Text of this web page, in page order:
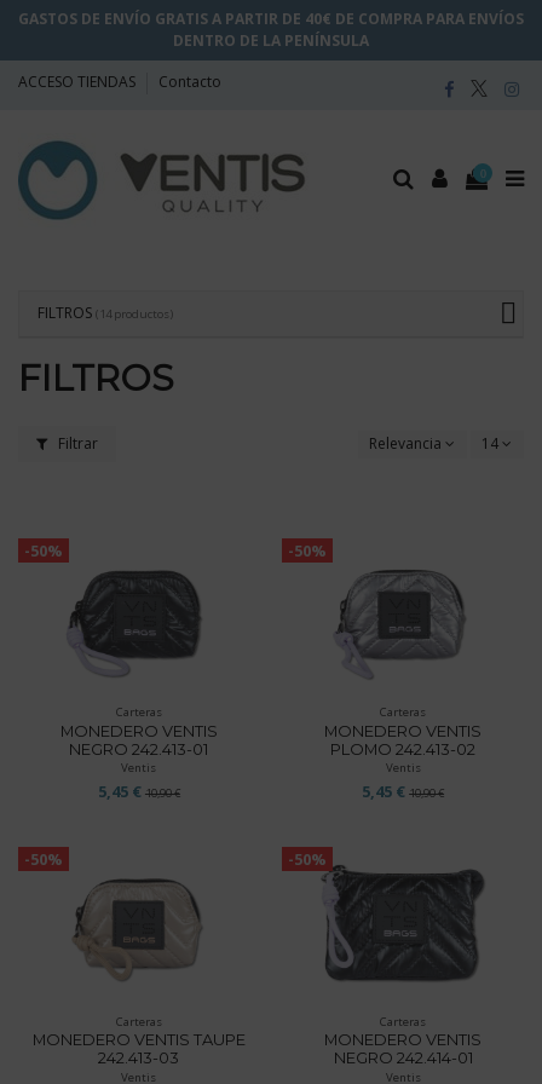
GASTOS DE ENVÍO GRATIS A PARTIR DE 40€ DE COMPRA PARA ENVÍOS
DENTRO DE LA PENÍNSULA
ACCESO TIENDAS Contacto
0
FILTROS
Filtrar Relevancia 14
-50%
Carteras
MONEDERO VENTIS
NEGRO 242.413-01
Ventis
5,45 € 10,90 €
-50%
Carteras
MONEDERO VENTIS
PLOMO 242.413-02
Ventis
5,45 €10,90 €
-50%
Carteras
MONEDERO VENTIS TAUPE
242.413-03
Ventis
-50%
Carteras
MONEDERO VENTIS
NEGRO 242.414-01
Ventis
FILTROS (14 productos)